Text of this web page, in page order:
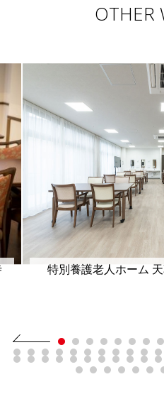
OTHER
特別養護老人ホーム